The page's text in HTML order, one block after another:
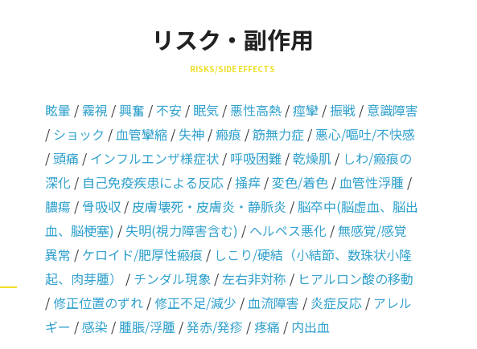
リスク・副作用
RISKS/SIDE EFFECTS
眩暈 /霧視 /興奮 / 不安 / 眠気 /悪性高熱 /痙攣 /振戦 / 意識障害
/ ショック /血管攣縮 /失神 /瘢痕 /筋無力症 /悪心/嘔吐/不快感
/頭痛 / インフルエンザ様症状 / 呼吸困難 /乾燥肌 / しわ/瘢痕の
深化 / 自己免疫疾患による反応 /掻痒 /変色/着色 /血管性浮腫 /
膿瘍 / 骨吸収 / 皮膚壊死・皮膚炎・静脈炎 /脳卒中(脳虚血、脳出
血、脳梗塞) /失明(視力障害含む) / ヘルペス悪化 /無感覚/感覚
異常 / ケロイド/肥厚性瘢痕 / しこり/硬結（小結節、数珠状小隆
起、肉芽腫）
/ チンダル現象 /左右非対称 / ヒアルロン酸の移動
/修正位置のずれ /修正不足/減少 /血流障害 / 炎症反応 / アレル
ギー /感染 /腫脹/浮腫 /発赤/発疹 /疼痛 / 内出血